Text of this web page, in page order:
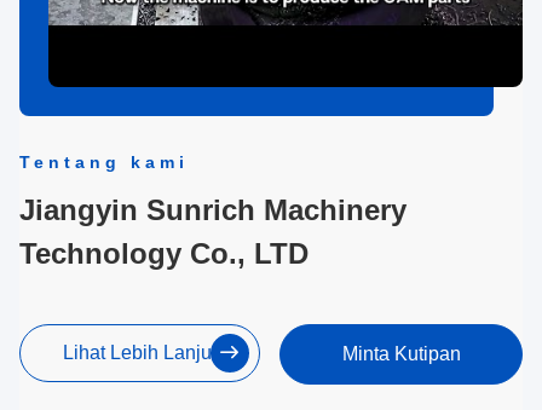
Tentang kami
Jiangyin Sunrich Machinery
Technology Co., LTD
Lihat Lebih Lanjut Minta Kutipan